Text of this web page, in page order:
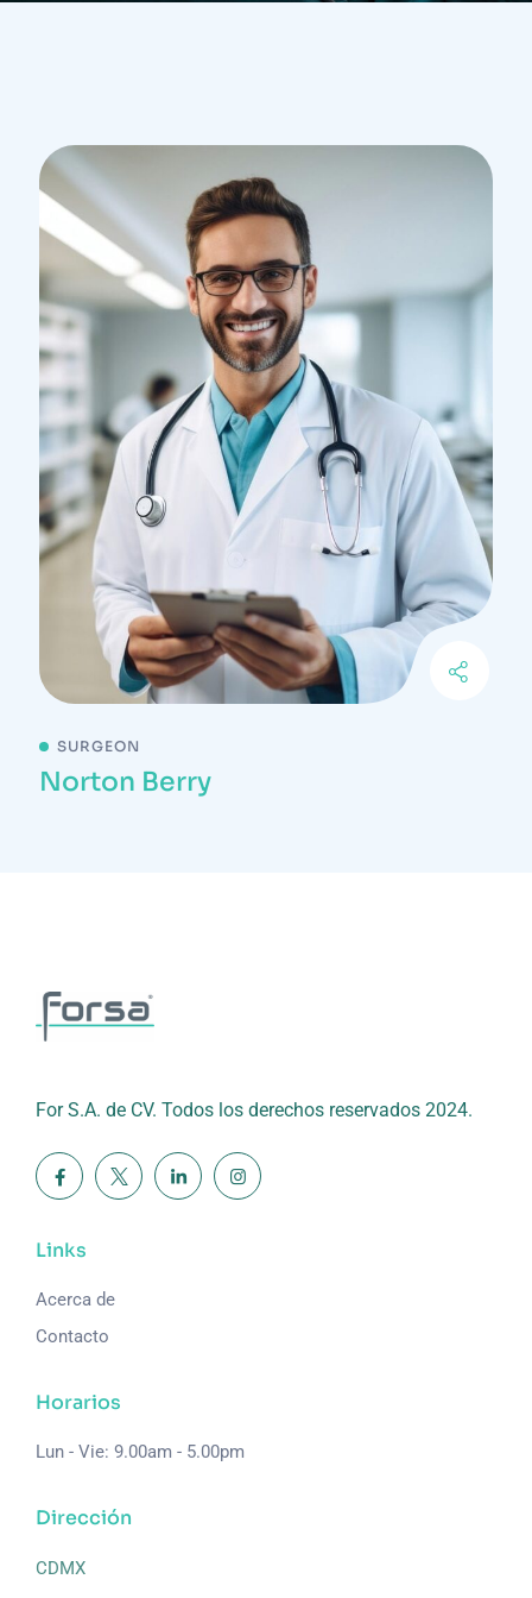
SURGEON
Norton Berry
For S.A. de CV. Todos los derechos reservados 2024.
Links
Acerca de
Contacto
Horarios
Lun - Vie: 9.00am - 5.00pm
Dirección
CDMX